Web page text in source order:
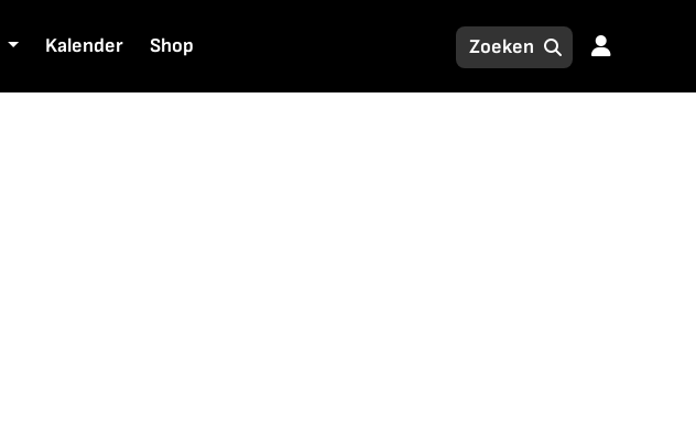
Kalender Shop